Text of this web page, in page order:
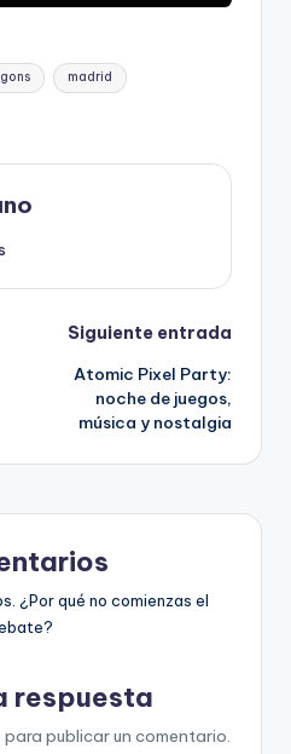
madrid
Siguiente entrada
Atomic Pixel Party:
noche de juegos,
música y nostalgia
¿Por qué no comienzas el
respuesta
para publicar un comentario.